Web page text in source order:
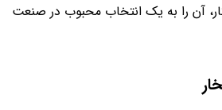
آن را به یک انتخاب محبوب در صنعت